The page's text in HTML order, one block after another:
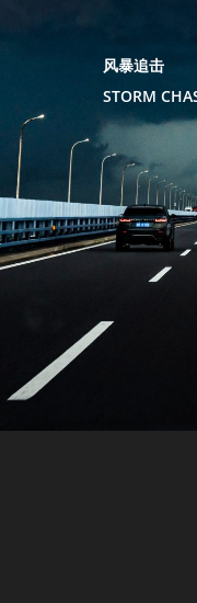
风暴追击
STORM